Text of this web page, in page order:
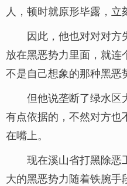
人，顿时就原形毕露，立
因此，他也对对对方
放在黑恶势力里面，就
不是自己想象的那种黑恶
但他说垄断了绿水区
有点依据的，不然对方也
在嘴上。
现在溪山省打黑除恶
大的黑恶势力随着铁腕